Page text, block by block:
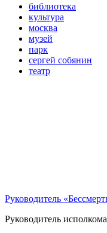
библиотека
культура
москва
музей
парк
сергей собянин
театр
Руководитель
Руководитель